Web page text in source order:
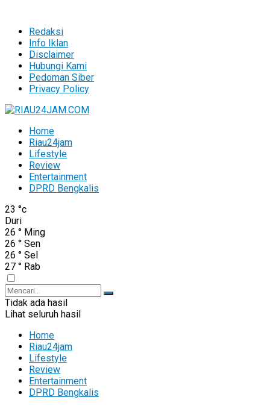
Redaksi
Info Iklan
Disclaimer
Hubungi Kami
Pedoman Siber
Privacy Policy
Home
Riau24jam
Lifestyle
Review
Entertainment
DPRD Bengkalis
23 °c
Duri
26 ° Ming
26 ° Sen
26 ° Sel
27 ° Rab
Tidak ada hasil
Lihat seluruh hasil
Home
Riau24jam
Lifestyle
Review
Entertainment
DPRD Bengkalis